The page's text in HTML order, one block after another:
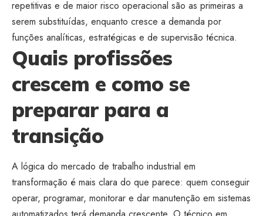
repetitivas e de maior risco operacional são as primeiras a
serem substituídas, enquanto cresce a demanda por
funções analíticas, estratégicas e de supervisão técnica.
Quais profissões
crescem e como se
preparar para a
transição
A lógica do mercado de trabalho industrial em
transformação é mais clara do que parece: quem conseguir
operar, programar, monitorar e dar manutenção em sistemas